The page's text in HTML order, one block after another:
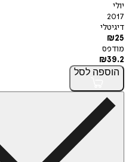
יולי
2017
דיגיטלי
₪25
מודפס
₪39.2
הוספה לסל